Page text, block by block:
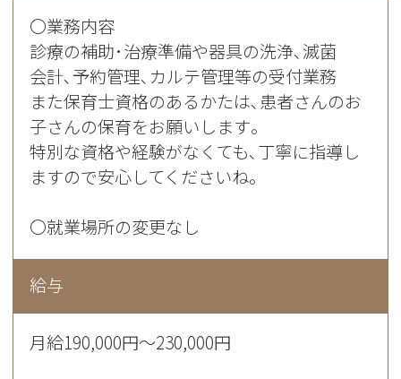
〇業務内容
診療の補助･治療準備や器具の洗浄､滅菌
会計､予約管理､カルテ管理等の受付業務
また保育士資格のあるかたは､患者さんのお
子さんの保育をお願いします｡
特別な資格や経験がなくても､丁寧に指導し
ますので安心してくださいね｡
〇就業場所の変更なし
給与
月給190,000円〜230,000円